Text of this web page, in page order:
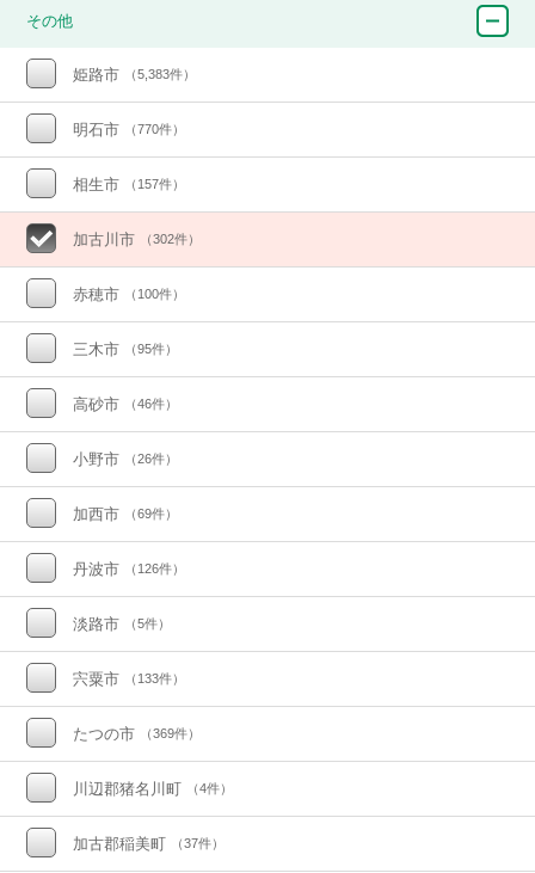
その他
姫路市 （5,383件）
明石市 （770件）
相生市 （157件）
加古川市 （302件）
赤穂市 （100件）
三木市 （95件）
高砂市 （46件）
小野市 （26件）
加西市 （69件）
丹波市 （126件）
淡路市 （5件）
宍粟市 （133件）
たつの市 （369件）
川辺郡猪名川町 （4件）
加古郡稲美町 （37件）